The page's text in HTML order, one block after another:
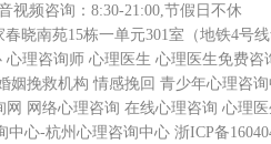
视频咨询：8:30-21:00,节假日不休
晓南苑15栋一单元301室（地铁4号线
心理咨询师 心理医生 心理医生免费咨
姻挽救机构 情感挽回 青少年心理咨
网 网络心理咨询 在线心理咨询 心理
中心-杭州心理咨询中心 浙ICP备